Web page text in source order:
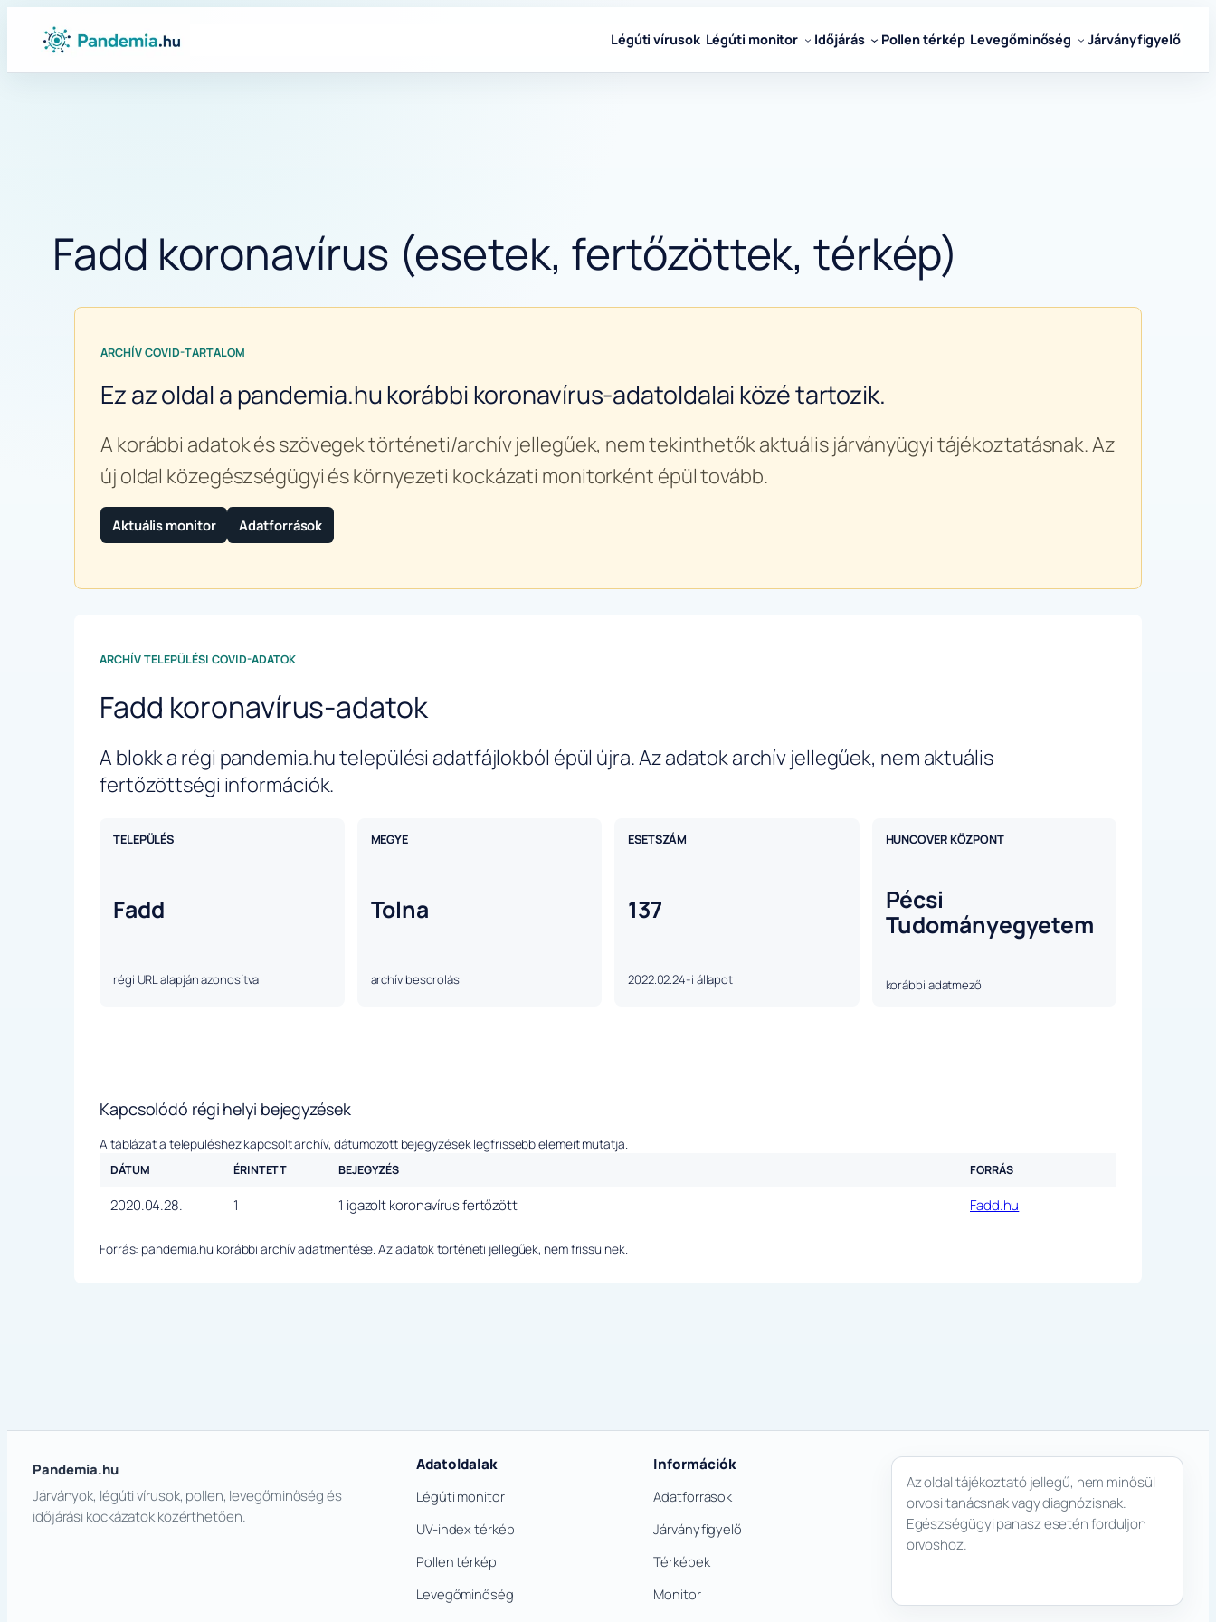
Ugrás
tartalomhoz
Légúti vírusok Légúti monitor Időjárás Pollen térkép Levegőminőség Járványfigyelő
Fadd koronavírus (esetek, fertőzöttek, térkép)
ARCHÍV COVID-TARTALOM
Ez az oldal a pandemia.hu korábbi koronavírus-adatoldalai közé tartozik.
A korábbi adatok és szövegek történeti/archív jellegűek, nem tekinthetők aktuális járványügyi tájékoztatásnak. Az
új oldal közegészségügyi és környezeti kockázati monitorként épül tovább.
Aktuális monitor Adatforrások
ARCHÍV TELEPÜLÉSI COVID-ADATOK
Fadd koronavírus-adatok
A blokk a régi pandemia.hu települési adatfájlokból épül újra. Az adatok archív jellegűek, nem aktuális
fertőzöttségi információk.
TELEPÜLÉS
Fadd
régi URL alapján azonosítva
MEGYE
Tolna
archív besorolás
ESETSZÁM
137
2022.02.24-i állapot
HUNCOVER KÖZPONT
Pécsi
Tudományegyetem
korábbi adatmező
Kapcsolódó régi helyi bejegyzések
A táblázat a településhez kapcsolt archív, dátumozott bejegyzések legfrissebb elemeit mutatja.
DÁTUM ÉRINTETT BEJEGYZÉS FORRÁS
2020.04.28. 1 1 igazolt koronavírus fertőzött Fadd.hu
Forrás: pandemia.hu korábbi archív adatmentése. Az adatok történeti jellegűek, nem frissülnek.
Pandemia.hu
Járványok, légúti vírusok, pollen, levegőminőség és
időjárási kockázatok közérthetően.
Adatoldalak
Légúti monitor
UV-index térkép
Pollen térkép
Levegőminőség
Információk
Adatforrások
Járványfigyelő
Térképek
Monitor
Az oldal tájékoztató jellegű, nem minősül
orvosi tanácsnak vagy diagnózisnak.
Egészségügyi panasz esetén forduljon
orvoshoz.